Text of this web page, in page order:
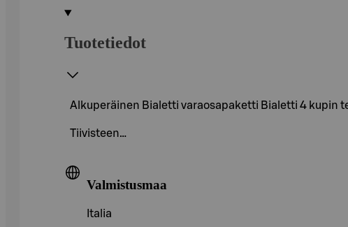
Tuotetiedot
Alkuperäinen Bialetti varaosapaketti Bialetti 4 kupin
Tiivisteen…
Valmistusmaa
Italia